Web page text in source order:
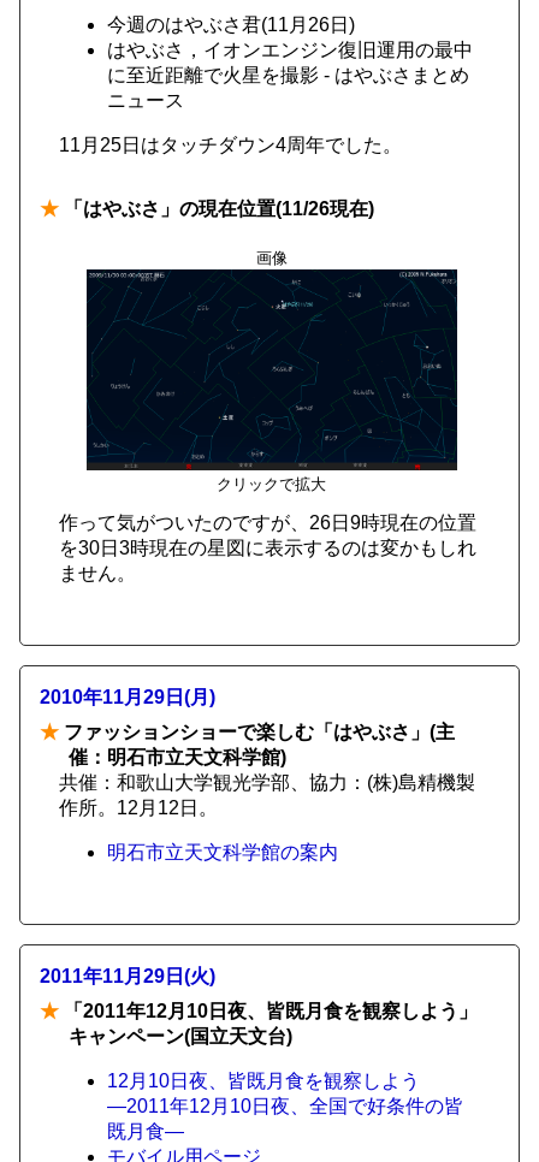
今週のはやぶさ君(11月26日)
はやぶさ，イオンエンジン復旧運用の最中
に至近距離で火星を撮影 - はやぶさまとめ
ニュース
11月25日はタッチダウン4周年でした。
★ 「はやぶさ」の現在位置(11/26現在)
画像
クリックで拡大
作って気がついたのですが、26日9時現在の位置
を30日3時現在の星図に表示するのは変かもしれ
ません。
2010年11月29日(月)
★ ファッションショーで楽しむ「はやぶさ」(主
催：明石市立天文科学館)
共催：和歌山大学観光学部、協力：(株)島精機製
作所。12月12日。
明石市立天文科学館の案内
2011年11月29日(火)
★ 「2011年12月10日夜、皆既月食を観察しよう」
キャンペーン(国立天文台)
12月10日夜、皆既月食を観察しよう
―2011年12月10日夜、全国で好条件の皆
既月食―
モバイル用ページ